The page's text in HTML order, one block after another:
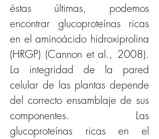
éstas últimas, podemos
encontrar glucoproteínas ricas
en el aminoácido hidroxiprolina
(HRGP) (Cannon et al., 2008).
La integridad de la pared
celular de las plantas depende
del correcto ensamblaje de sus
componentes. Las
glucoproteínas ricas en el